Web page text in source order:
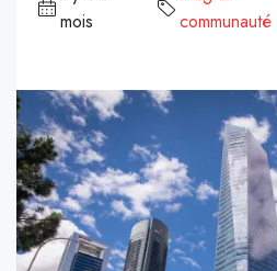
mois
communauté